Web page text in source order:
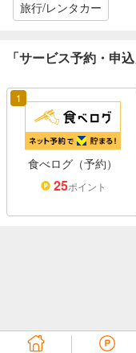
旅行/レンタカー
「サービス予約・申
1
食べログ（予約）
25ポイント